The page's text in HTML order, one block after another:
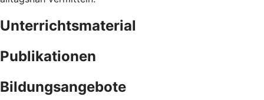
Unterrichtsmaterial
Publikationen
Bildungsangebote